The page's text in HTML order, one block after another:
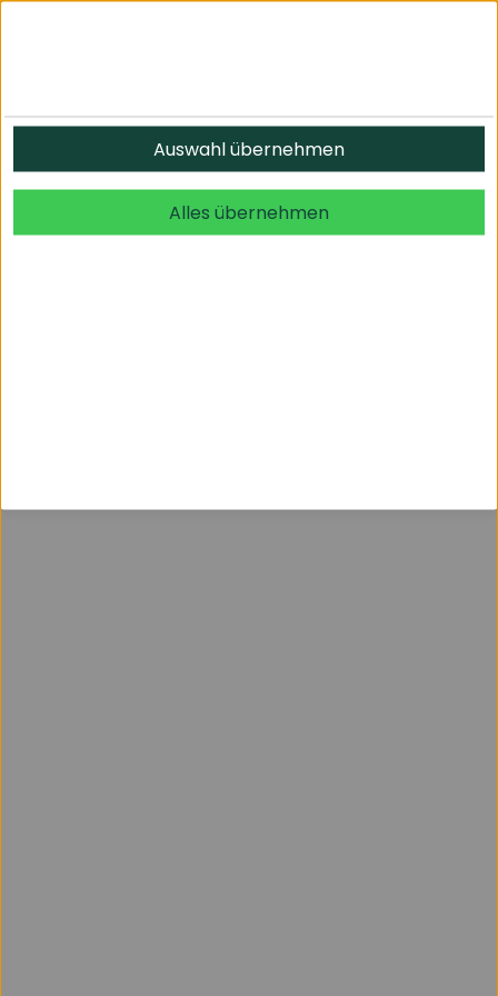
© 2026 undefined. alle Rechte vorbehalten.
Auswahl übernehmen
Alles übernehmen